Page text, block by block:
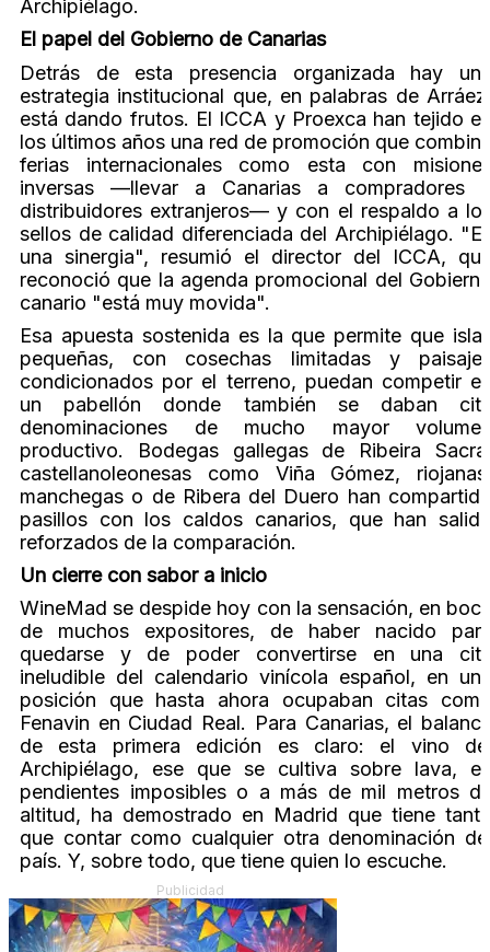
Archipiélago.
El papel del Gobierno de Canarias
Detrás de esta presencia organizada hay
estrategia institucional que, en palabras de
está dando frutos. El ICCA y Proexca han tejido
los últimos años una red de promoción que
ferias internacionales como esta con
inversas —llevar a Canarias a compradores
distribuidores extranjeros— y con el respaldo a
sellos de calidad diferenciada del Archipiélago.
una sinergia", resumió el director del ICCA,
reconoció que la agenda promocional del
canario "está muy movida".
Esa apuesta sostenida es la que permite que
pequeñas, con cosechas limitadas y
condicionados por el terreno, puedan competir
un pabellón donde también se daban
denominaciones de mucho mayor
productivo. Bodegas gallegas de Ribeira
castellanoleonesas como Viña Gómez,
manchegas o de Ribera del Duero han
pasillos con los caldos canarios, que han
reforzados de la comparación.
Un cierre con sabor a inicio
WineMad se despide hoy con la sensación, en
de muchos expositores, de haber nacido
quedarse y de poder convertirse en una
ineludible del calendario vinícola español, en
posición que hasta ahora ocupaban citas
Fenavin en Ciudad Real. Para Canarias, el
de esta primera edición es claro: el vino
Archipiélago, ese que se cultiva sobre lava,
pendientes imposibles o a más de mil metros
altitud, ha demostrado en Madrid que tiene
que contar como cualquier otra denominación
país. Y, sobre todo, que tiene quien lo escuche.
Publicidad